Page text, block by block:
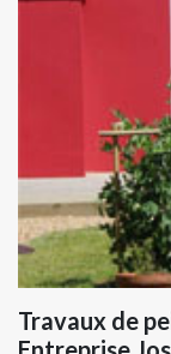
Travaux de